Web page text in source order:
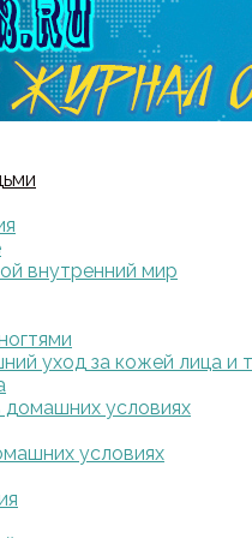
внутренний мир
уход за кожей лица и
домашних условиях
условиях